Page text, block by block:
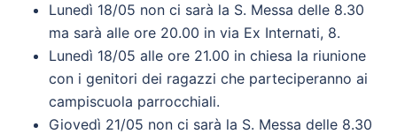
Lunedì 18/05 non ci sarà la S. Messa delle 8.30
ma sarà alle ore 20.00 in via Ex Internati, 8.
Lunedì 18/05 alle ore 21.00 in chiesa la riunione
con i genitori dei ragazzi che parteciperanno ai
campiscuola parrocchiali.
Giovedì 21/05 non ci sarà la S. Messa delle 8.30